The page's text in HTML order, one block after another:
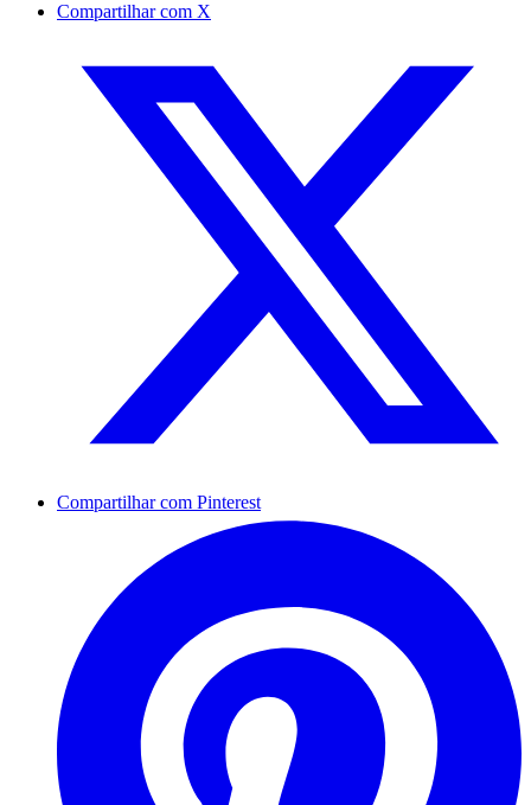
Compartilhar com X
Compartilhar com Pinterest